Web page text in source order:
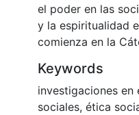
el poder en las
y la espiritualidad
comienza en la
Keywords
investigaciones en
sociales, ética